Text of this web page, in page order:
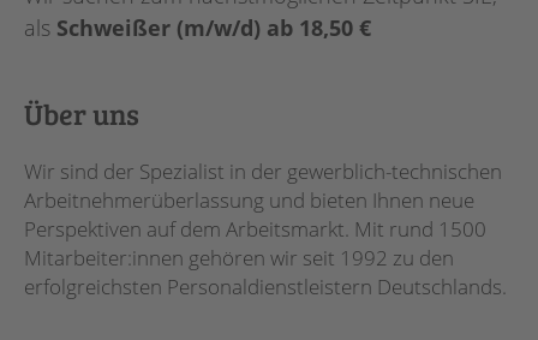
als Schweißer (m/w/d) ab 18,50 €
Über uns
Wir sind der Spezialist in der gewerblich-technischen
Arbeitnehmerüberlassung und bieten Ihnen neue
Perspektiven auf dem Arbeitsmarkt. Mit rund 1500
Mitarbeiter:innen gehören wir seit 1992 zu den
erfolgreichsten Personaldienstleistern Deutschlands.